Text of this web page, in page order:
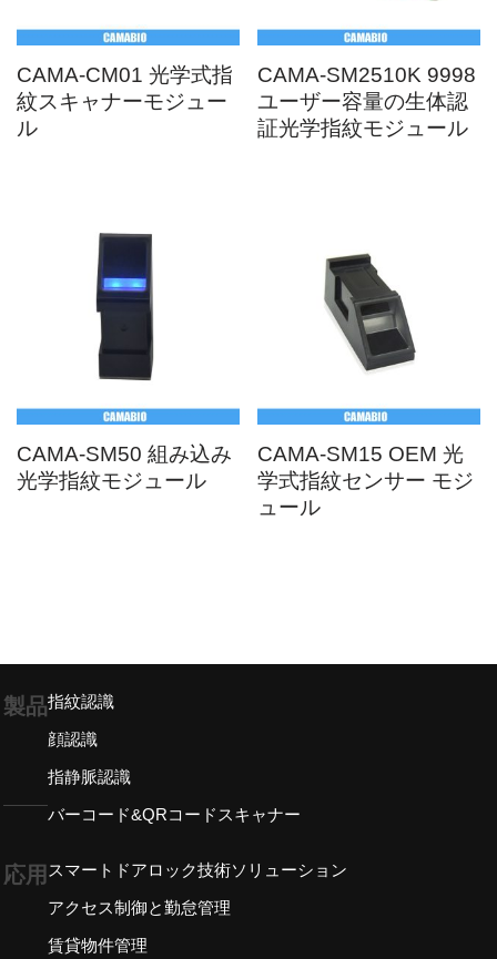
CAMA-CM01 光学式指
紋スキャナーモジュー
ル
CAMA-SM2510K 9998
ユーザー容量の生体認
証光学指紋モジュール
CAMA-SM50 組み込み
光学指紋モジュール
CAMA-SM15 OEM 光
学式指紋センサー モジ
ュール
製品指紋認識
顔認識
指静脈認識
バーコード&QRコードスキャナー
応用 スマートドアロック技術ソリューション
アクセス制御と勤怠管理
賃貸物件管理